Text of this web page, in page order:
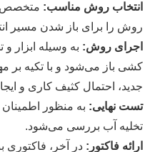
انتخاب روش مناسب: متخصص
روش را برای باز شدن مسیر
اجرای روش: به وسیله ابزار
کشی باز می‌شود و با تکیه
جدید، احتمال کثیف کاری و
تست نهایی: به منظور
تخلیه آب بررسی می‌شود.
ارائه فاکتور: در آخر،